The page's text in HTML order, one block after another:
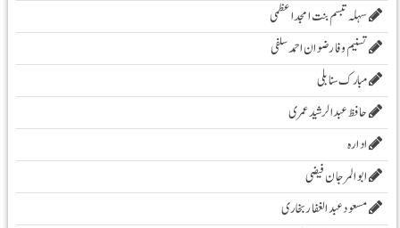
سہلہ تبسم بنت امجد اعظمی
تسنیم وفا رضوان احمد سلفی
مبارک سنابلی
حافظ عبدالرشید عمری
ادارہ
ابوالمرجان فیضی
مسعود عبد الغفار بخاری